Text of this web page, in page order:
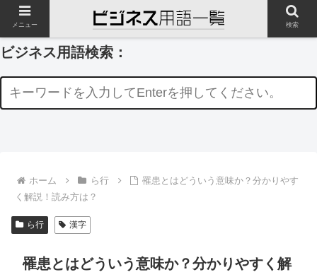
ビジネス用語検索：
ホーム ら行
罹患とはどういう意味か？分かりやす
く解説！読み方は？
ら行 漢字
罹患とはどういう意味か？分かりやすく解
メニュー 検索